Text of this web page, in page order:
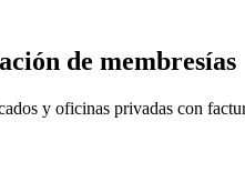
de membresías
y oficinas privadas con